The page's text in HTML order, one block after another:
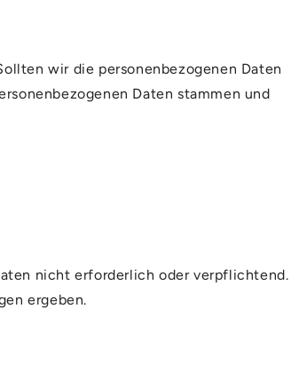
wir die personenbezogenen Daten
Daten stammen und
nicht erforderlich oder verpflichtend.
ergeben.